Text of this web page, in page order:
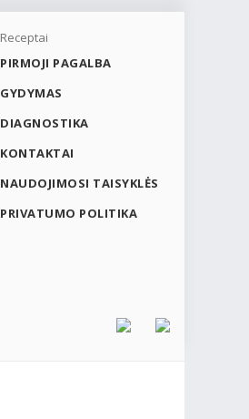
Receptai
PIRMOJI PAGALBA
GYDYMAS
DIAGNOSTIKA
KONTAKTAI
NAUDOJIMOSI TAISYKLĖS
PRIVATUMO POLITIKA